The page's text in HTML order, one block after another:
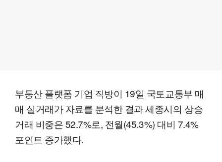
부동산 플랫폼 기업 직방이 19일 국토교통부 매
매 실거래가 자료를 분석한 결과 세종시의 상승
거래 비중은 52.7%로, 전월(45.3%) 대비 7.4%
포인트 증가했다.